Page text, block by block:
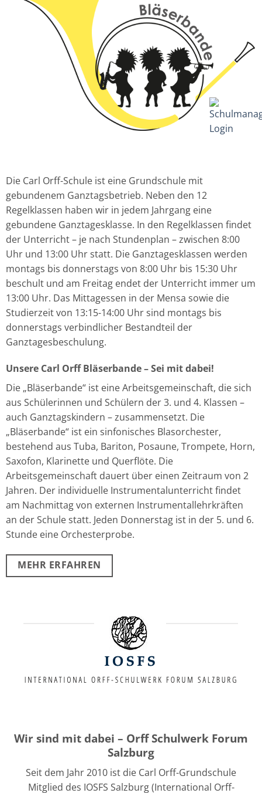
Die Carl Orff-Schule ist eine Grundschule mit
gebundenem Ganztagsbetrieb. Neben den 12
Regelklassen haben wir in jedem Jahrgang eine
gebundene Ganztagesklasse. In den Regelklassen findet
der Unterricht – je nach Stundenplan – zwischen 8:00
Uhr und 13:00 Uhr statt. Die Ganztagesklassen werden
montags bis donnerstags von 8:00 Uhr bis 15:30 Uhr
beschult und am Freitag endet der Unterricht immer um
13:00 Uhr. Das Mittagessen in der Mensa sowie die
Studierzeit von 13:15-14:00 Uhr sind montags bis
donnerstags verbindlicher Bestandteil der
Ganztagesbeschulung.
Unsere Carl Orff Bläserbande – Sei mit dabei!
Die „Bläserbande“ ist eine Arbeitsgemeinschaft, die sich
aus Schülerinnen und Schülern der 3. und 4. Klassen –
auch Ganztagskindern – zusammensetzt. Die
„Bläserbande“ ist ein sinfonisches Blasorchester,
bestehend aus Tuba, Bariton, Posaune, Trompete, Horn,
Saxofon, Klarinette und Querflöte. Die
Arbeitsgemeinschaft dauert über einen Zeitraum von 2
Jahren. Der individuelle Instrumentalunterricht findet
am Nachmittag von externen Instrumentallehrkräften
an der Schule statt. Jeden Donnerstag ist in der 5. und 6.
Stunde eine Orchesterprobe.
MEHR ERFAHREN
Wir sind mit dabei – Orff Schulwerk Forum
Salzburg
Seit dem Jahr 2010 ist die Carl Orff-Grundschule
Mitglied des IOSFS Salzburg (International Orff-